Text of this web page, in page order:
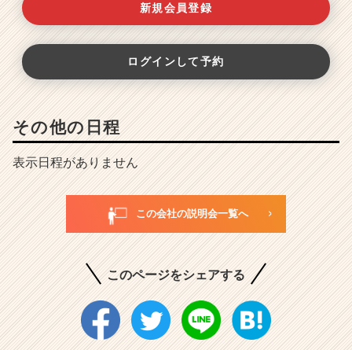
新規会員登録
ログインして予約
その他の日程
表示日程がありません
この会社の説明会一覧へ
このページをシェアする